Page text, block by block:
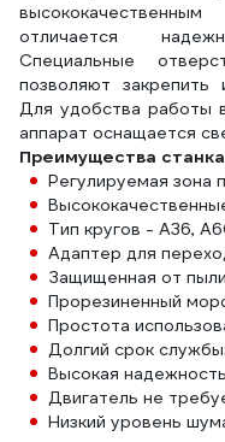
отличается
Специальные
позволяют закрепить
Для удобства работы
аппарат оснащается
Преимущества
Регулируемая зона
Тип кругов - А36,
Адаптер для
Защищенная от
Прорезиненный
Простота
Долгий срок службы;
Высокая
Двигатель не
Низкий уровень